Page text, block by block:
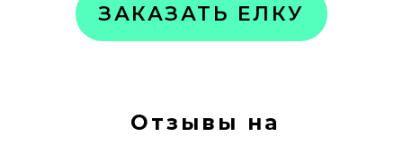
ЗАКАЗАТЬ ЕЛКУ
Отзывы на